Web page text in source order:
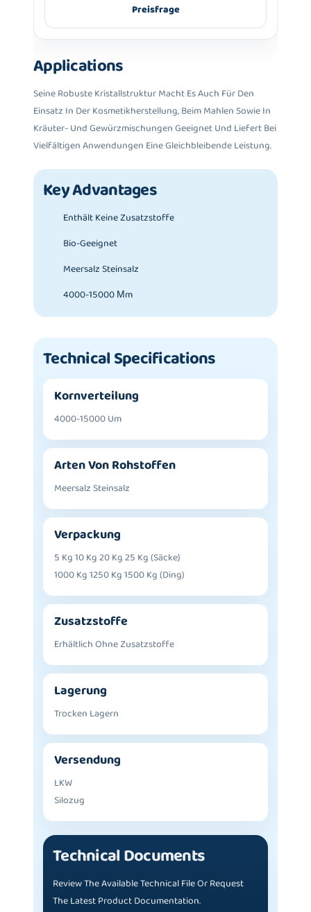
Preisfrage
Applications
Seine Robuste Kristallstruktur Macht Es Auch Für Den
Einsatz In Der Kosmetikherstellung, Beim Mahlen Sowie In
Kräuter- Und Gewürzmischungen Geeignet Und Liefert Bei
Vielfältigen Anwendungen Eine Gleichbleibende Leistung.
Key Advantages
Enthält Keine Zusatzstoffe
Bio-Geeignet
Meersalz Steinsalz
4000-15000 Μm
Technical Specifications
Kornverteilung
4000-15000 Um
Arten Von Rohstoffen
Meersalz Steinsalz
Verpackung
5 Kg 10 Kg 20 Kg 25 Kg (Säcke)
1000 Kg 1250 Kg 1500 Kg (Ding)
Zusatzstoffe
Erhältlich Ohne Zusatzstoffe
Lagerung
Trocken Lagern
Versendung
LKW
Silozug
Technical Documents
Review The Available Technical File Or Request
The Latest Product Documentation.